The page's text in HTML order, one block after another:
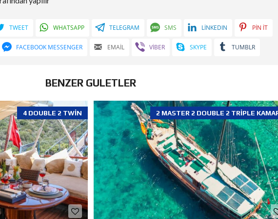
TWEET WHATSAPP TELEGRAM SMS LINKEDIN PIN IT
FACEBOOK MESSENGER EMAIL VIBER SKYPE TUMBLR
BENZER GULETLER
4 DOUBLE 2 TWIN 2 MASTER 2 DOUBLE 2 TRIPLE